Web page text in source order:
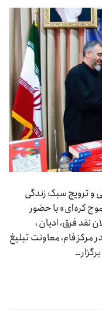
و ترویج سبک زندگی
کره‌ای» با حضور
نقد فرق، ادیان ،
مرکز فام، معاونت تبلیغ